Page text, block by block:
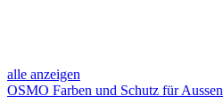
alle anzeigen
OSMO Farben und Schutz für Aussen